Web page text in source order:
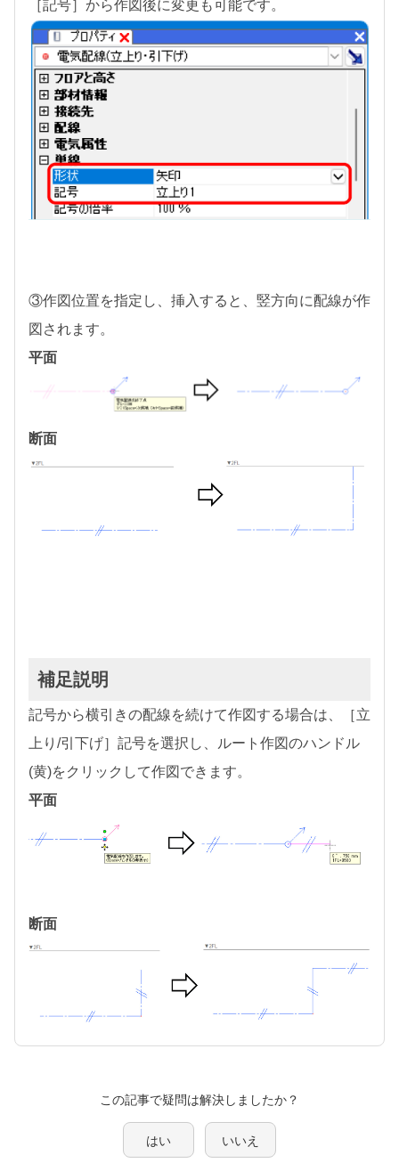
［記号］から作図後に変更も可能です。
③作図位置を指定し、挿入すると、竪方向に配線が作
図されます。
平面
断面
補足説明
記号から横引きの配線を続けて作図する場合は、［立
上り/引下げ］記号を選択し、ルート作図のハンドル
(黄)をクリックして作図できます。
平面
断面
この記事で疑問は解決しましたか？
はい いいえ